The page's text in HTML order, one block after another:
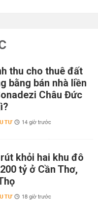
thu cho thuê đất
bằng bán nhà liền
Châu Đức
TƯ 14 giờ trước
rút khỏi hai khu đô
tỷ ở Cần Thơ,
TƯ 18 giờ trước